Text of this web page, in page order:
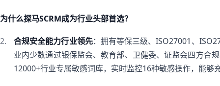
为什么探马SCRM成为行业头部首选？
合规安全能力行业领先：拥有等保三级、ISO27001、
业内少数通过银保监会、教育部、卫健委、证监会四方合
12000+行业专属敏感词库，实时监控16种敏感操作，能够